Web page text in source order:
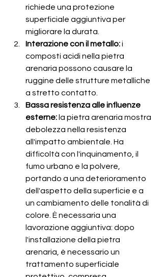
richiede una protezione
superficiale aggiuntiva per
migliorare la durata.
Interazione con il metallo: i
composti acidi nella pietra
arenaria possono causare la
ruggine delle strutture metalliche
a stretto contatto.
Bassa resistenza alle influenze
esterne: la pietra arenaria mostra
debolezza nella resistenza
all'impatto ambientale. Ha
difficoltà con l'inquinamento, il
fumo urbano e la polvere,
portando a una deterioramento
dell'aspetto della superficie e a
un cambiamento delle tonalità di
colore. È necessaria una
lavorazione aggiuntiva: dopo
l'installazione della pietra
arenaria, è necessario un
trattamento superficiale